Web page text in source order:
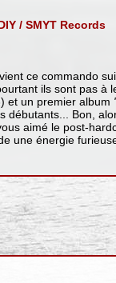
/ SMYT Records
ce commando
ils sont pas à
et un premier album
débutants... Bon,
aimé le post-
une énergie